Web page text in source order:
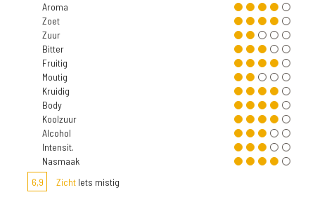
Aroma
Zoet
Zuur
Bitter
Fruitig
Moutig
Kruidig
Body
Koolzuur
Alcohol
Intensit.
Nasmaak
6,9
Zicht Iets mistig